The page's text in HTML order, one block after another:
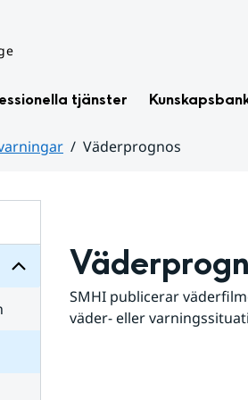
tjänster
Väderprognos
för
SMHI publicerar
väder- eller